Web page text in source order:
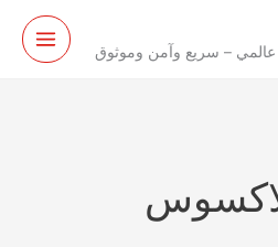
– سريع وآمن وموثوق